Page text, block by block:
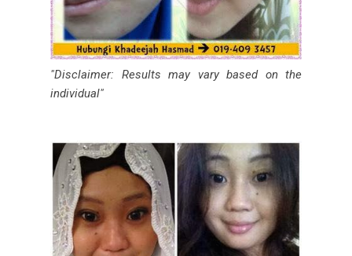
"Disclaimer: Results may vary based on the
individual"